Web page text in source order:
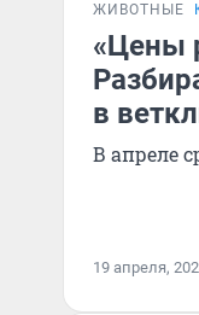
ЖИВОТНЫЕ
«Цены
в
В апреле
19 апреля,